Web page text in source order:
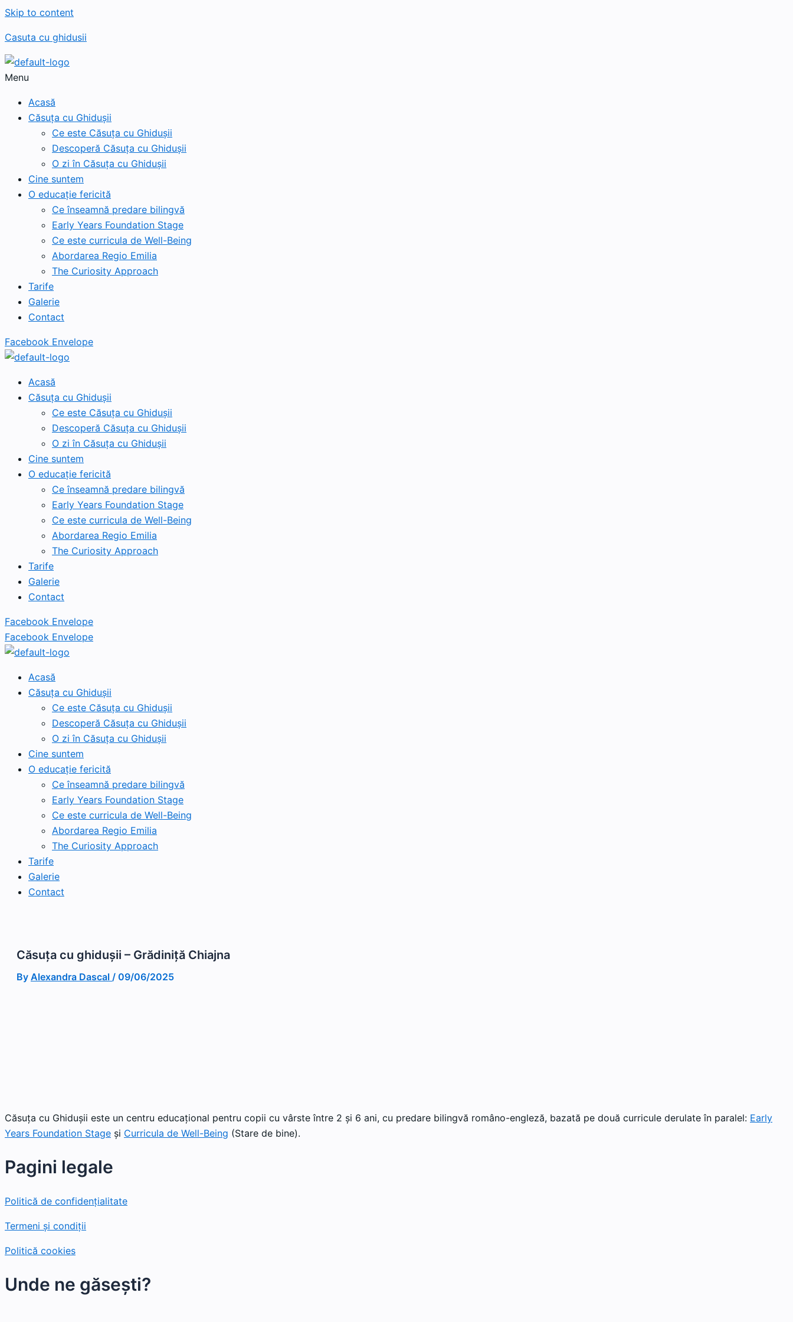
Skip to content
Casuta cu ghidusii
Menu
Acasă
Căsuța cu Ghidușii
Ce este Căsuța cu Ghidușii
Descoperă Căsuța cu Ghidușii
O zi în Căsuța cu Ghidușii
Cine suntem
O educație fericită
Ce înseamnă predare bilingvă
Early Years Foundation Stage
Ce este curricula de Well-Being
Abordarea Regio Emilia
The Curiosity Approach
Tarife
Galerie
Contact
Facebook Envelope
Acasă
Căsuța cu Ghidușii
Ce este Căsuța cu Ghidușii
Descoperă Căsuța cu Ghidușii
O zi în Căsuța cu Ghidușii
Cine suntem
O educație fericită
Ce înseamnă predare bilingvă
Early Years Foundation Stage
Ce este curricula de Well-Being
Abordarea Regio Emilia
The Curiosity Approach
Tarife
Galerie
Contact
Facebook Envelope
Facebook Envelope
Acasă
Căsuța cu Ghidușii
Ce este Căsuța cu Ghidușii
Descoperă Căsuța cu Ghidușii
O zi în Căsuța cu Ghidușii
Cine suntem
O educație fericită
Ce înseamnă predare bilingvă
Early Years Foundation Stage
Ce este curricula de Well-Being
Abordarea Regio Emilia
The Curiosity Approach
Tarife
Galerie
Contact
Căsuța cu ghidușii – Grădiniță Chiajna
By Alexandra Dascal / 09/06/2025
Căsuța cu Ghidușii este un centru educațional pentru copii cu vârste între 2 și 6 ani, cu predare bilingvă româno-engleză, bazată pe două curricule derulate în paralel: Early
Years Foundation Stage și Curricula de Well-Being (Stare de bine).
Pagini legale
Politică de confidențialitate
Termeni și condiții
Politică cookies
Unde ne găsești?